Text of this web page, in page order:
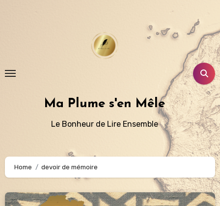
Ma Plume s'en Mêle
Le Bonheur de Lire Ensemble
Home devoir de mémoire